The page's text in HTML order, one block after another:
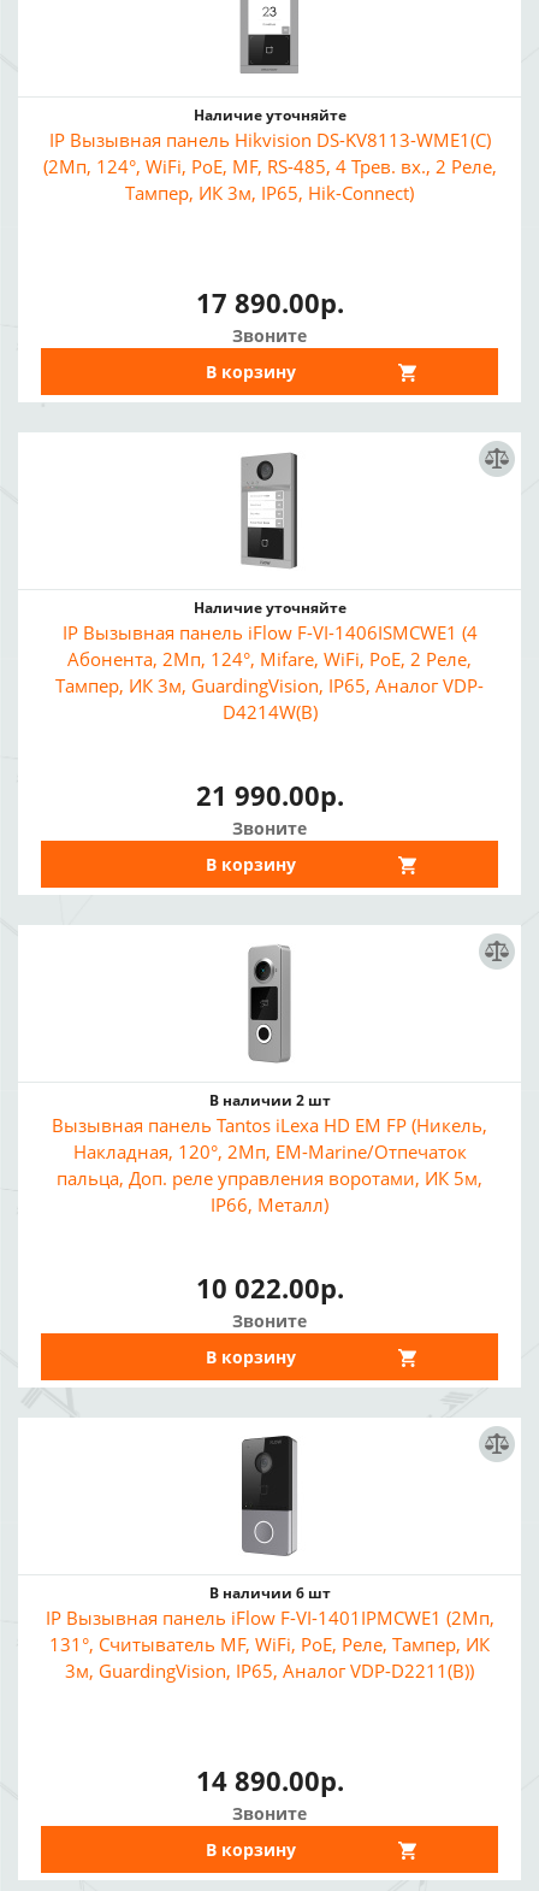
Наличие уточняйте
IP Вызывная панель Hikvision DS-KV8113-WME1(C)
(2Мп, 124°, WiFi, PoE, MF, RS-485, 4 Трев. вх., 2 Реле,
Тампер, ИК 3м, IP65, Hik-Connect)
17 890.00р.
Звоните
В корзину
Наличие уточняйте
IP Вызывная панель iFlow F-VI-1406ISMCWE1 (4
Абонента, 2Мп, 124°, Mifare, WiFi, PoE, 2 Реле,
Тампер, ИК 3м, GuardingVision, IP65, Аналог VDP-
D4214W(B)
21 990.00р.
Звоните
В корзину
В наличии 2 шт
Вызывная панель Tantos iLexa HD EM FP (Никель,
Накладная, 120°, 2Мп, EM-Marine/Отпечаток
пальца, Доп. реле управления воротами, ИК 5м,
IP66, Металл)
10 022.00р.
Звоните
В корзину
В наличии 6 шт
IP Вызывная панель iFlow F-VI-1401IPMCWE1 (2Мп,
131°, Считыватель MF, WiFi, PoE, Реле, Тампер, ИК
3м, GuardingVision, IP65, Аналог VDP-D2211(B))
14 890.00р.
Звоните
В корзину